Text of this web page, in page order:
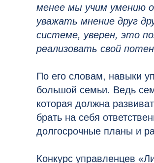
менее мы учим умению
уважать мнение друг
системе, уверен, это
реализовать свой
По его словам, навыки
большой семьи. Ведь
которая должна
брать на себя
долгосрочные планы и
Конкурс управленцев